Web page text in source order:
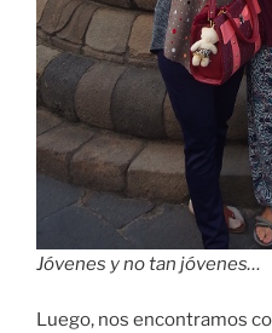
Jóvenes y no tan jóvenes…
Luego, nos encontramos